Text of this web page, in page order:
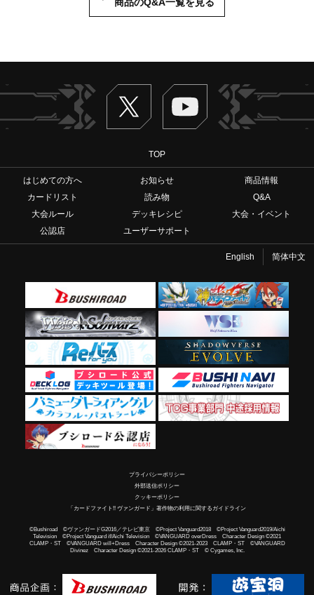
Twitter ヴァンガードch
TOP
はじめての方へ お知らせ
商品情報
カードリスト
読み物
Q&A
大会ルール
デッキレシピ
大会・イベント
公認店
ユーザーサポート
English 简体中文
プライバシーポリシー
外部送信ポリシー
クッキーポリシー
「カードファイト!! ヴァンガード」著作物の利用に関するガイドライン
©Bushiroad ©ヴァンガードG2016／テレビ東京 ©Project Vanguard2018 ©Project Vanguard2019/Aichi
Television ©Project Vanguard if/Aichi Television ©VANGUARD overDress Character Design ©2021
CLAMP・ST ©VANGUARD will+Dress Character Design ©2021-2023 CLAMP・ST ©VANGUARD
Divinez Character Design ©2021-2026 CLAMP・ST © Cygames, Inc.